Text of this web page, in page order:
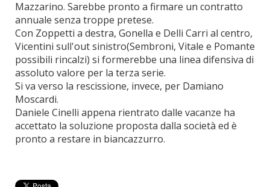
Mazzarino. Sarebbe pronto a firmare un contratto
annuale senza troppe pretese.
Con Zoppetti a destra, Gonella e Delli Carri al centro,
Vicentini sull'out sinistro(Sembroni, Vitale e Pomante
possibili rincalzi) si formerebbe una linea difensiva di
assoluto valore per la terza serie.
Si va verso la rescissione, invece, per Damiano
Moscardi.
Daniele Cinelli appena rientrato dalle vacanze ha
accettato la soluzione proposta dalla società ed è
pronto a restare in biancazzurro.